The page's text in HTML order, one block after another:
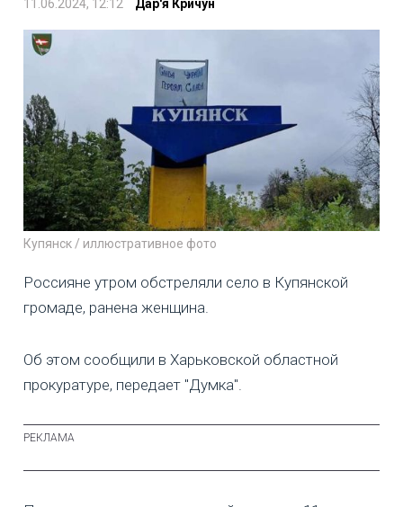
11.06.2024, 12:12 Дар'я Кричун
Купянск / иллюстративное фото
Россияне утром обстреляли село в Купянской
громаде, ранена женщина.
Об этом сообщили в Харьковской областной
прокуратуре, передает "Думка".